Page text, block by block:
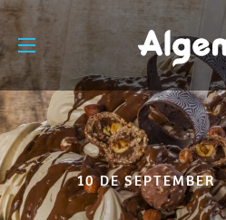
10 DE SEPTEMBER